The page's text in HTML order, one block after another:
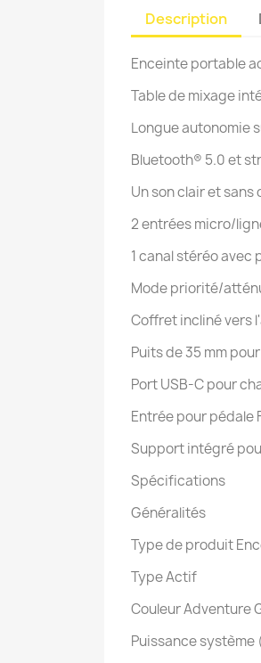
Description
Enceinte portable
Table de mixage
Longue autonomie
Bluetooth® 5.0 et
Un son clair et sans
2 entrées micro/
1 canal stéréo avec
Mode priorité/
Coffret incliné vers
Puits de 35 mm
Port USB-C pour
Entrée pour
Support intégré
Spécifications
Généralités
Type de produit
Type Actif
Couleur Adventure
Puissance système